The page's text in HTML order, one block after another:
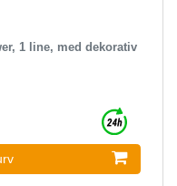
1 line, med dekorativ